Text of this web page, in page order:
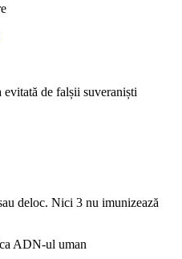
de falșii suveraniști
deloc. Nici 3 nu imunizează
ADN-ul uman